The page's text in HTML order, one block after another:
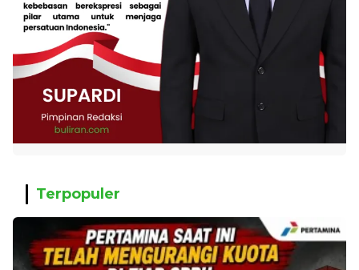
Terpopuler